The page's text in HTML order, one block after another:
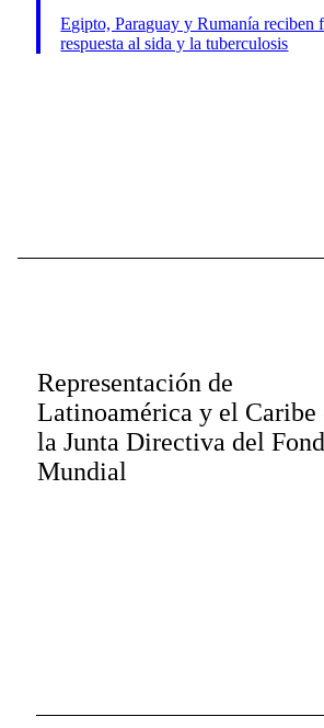
Egipto, Paraguay y Rumanía reciben
respuesta al sida y la tuberculosis
Representación de
Latinoamérica y el Caribe
la Junta Directiva del
Mundial